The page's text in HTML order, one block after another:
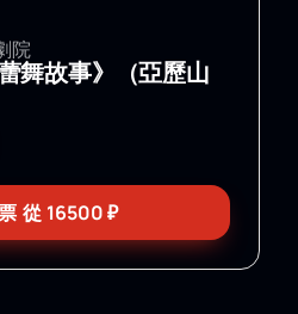
院
舞故事》（亞歷山
從 16500₽